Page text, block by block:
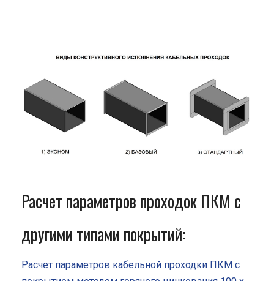
Расчет параметров проходок ПКМ с
другими типами покрытий:
Расчет параметров кабельной проходки ПКМ с